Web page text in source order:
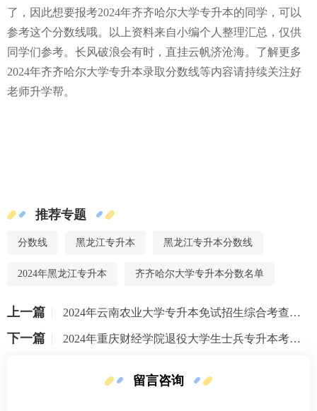
了，因此想要报考2024年齐齐哈尔大学专升本的同学，可以
参考这个分数线哦。以上资料来自小编个人整理汇总，仅供
同学们参考。长风破浪会有时，直挂云帆济沧海。了解更多
2024年齐齐哈尔大学专升本录取分数线等内容请持续关注好
老师升学帮。
推荐专题
分数线 黑龙江专升本 黑龙江专升本分数线
2024年黑龙江专升本 齐齐哈尔大学专升本分数名单
上一篇 2024年云南农业大学专升本免试招生综合考查成绩公布
下一篇 2024年重庆财经学院退役大学生士兵专升本考查通知
留言咨询